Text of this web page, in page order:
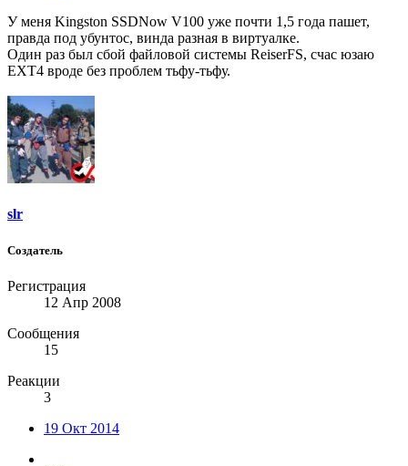
У меня Kingston SSDNow V100 уже почти 1,5 года пашет,
правда под убунтос, винда разная в виртуалке.
Один раз был сбой файловой системы ReiserFS, счас юзаю
EXT4 вроде без проблем тьфу-тьфу.
slr
Создатель
Регистрация
12 Апр 2008
Сообщения
15
Реакции
3
19 Окт 2014